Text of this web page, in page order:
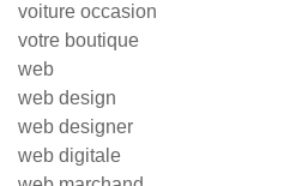
voiture occasion
votre boutique
web
web design
web designer
web digitale